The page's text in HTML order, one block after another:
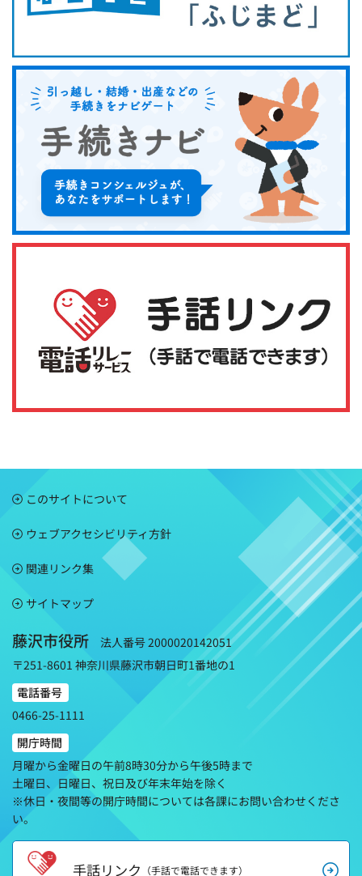
このサイトについて
ウェブアクセシビリティ方針
関連リンク集
サイトマップ
藤沢市役所
法人番号 2000020142051
〒251-8601 神奈川県藤沢市朝日町1番地の1
電話番号
0466-25-1111
開庁時間
月曜から金曜日の午前8時30分から午後5時まで
土曜日、日曜日、祝日及び年末年始を除く
※休日・夜間等の開庁時間については各課にお問い合わせくださ
い。
手話リンク （手話で電話できます）